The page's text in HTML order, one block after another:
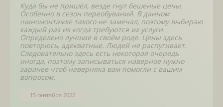
Куда бы не пришёл, везде гнут бешеные цены.
Особенно в сезон переобуваний. В данном
шиномонтажке такого не замечал, поэтому выбираю
каждый раз их когда требуются их услуги.
Определено лучшие в своём роде. Цены здесь
повторюсь, адекватные. Людей не распугивает.
Следовательно здесь есть некоторая очередь
иногда, поэтому записываться наверное нужно
заранее чтоб наверняка вам помогли с вашим
вопросом.
15 сентября 2022